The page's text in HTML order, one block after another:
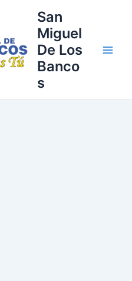
San
Miguel
De Los
Banco
s